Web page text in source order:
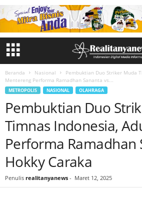
Beranda Nasional
Pembuktian Duo Striker Muda
Mentereng Performa Ramadhan Sananta vs...
METROPOLIS NASIONAL OLAHRAGA
Pembuktian Duo
Timnas Indonesia,
Performa Ramadhan
Hokky Caraka
Penulis realitanyanews - Maret 12, 2025